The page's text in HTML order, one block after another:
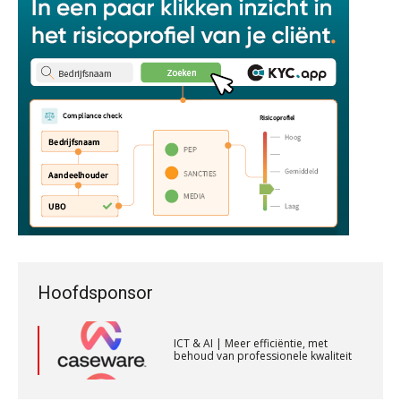
Hoofdsponsor
ICT & AI | Meer efficiëntie, met
behoud van professionele kwaliteit
Automatisering heeft direct invloed
op declarabele uren
De volgende stap in AI: HR-assistent
Loket begrijpt nu je eigen
documenten
Complimenten geven aan
medewerkers: dit kan het opleveren
Fiscaal onzakelijksheidsvermoeden
bij verkoop aandelen na splitsing in
strijd met Fusierichtlijn
KNAV
Corporate Finance Advisor
KNAV
Audit assistent
KNAV
Senior Assistent Accountant – Kesteren
Gevorderd assistent accountant
BonsenReuling